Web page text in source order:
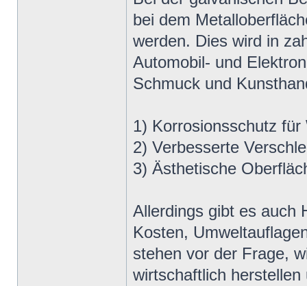
bei dem
werden. Dies wird in
Automobil- und
Schmuck und
1) Korrosionsschutz für
2) Verbesserte
3) Ästhetische
Allerdings gibt es auch
Kosten,
stehen vor der Frage,
wirtschaftlich